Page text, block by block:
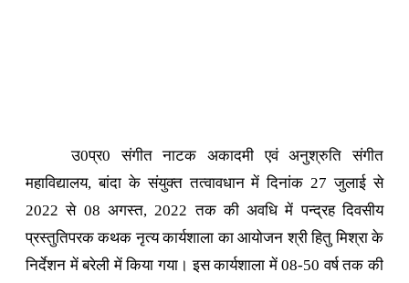
उ0प्र0 संगीत नाटक अकादमी एवं अनुश्रुति संगीत
महाविद्यालय, बांदा के संयुक्त तत्वावधान में दिनांक 27 जुलाई से
2022 से 08 अगस्त, 2022 तक की अवधि में पन्द्रह दिवसीय
प्रस्तुतिपरक कथक नृत्य कार्यशाला का आयोजन श्री हितु मिश्रा के
निर्देशन में बरेली में किया गया। इस कार्यशाला में 08-50 वर्ष तक की